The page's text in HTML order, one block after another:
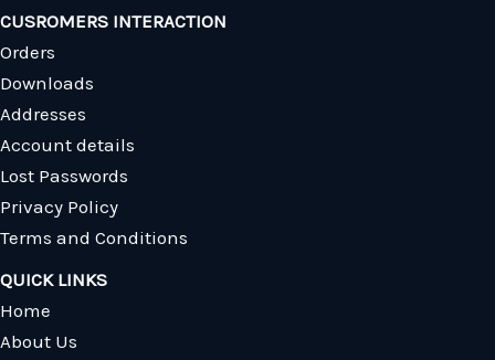
CUSROMERS INTERACTION
Orders
Downloads
Addresses
Account details
Lost Passwords
Privacy Policy
Terms and Conditions
QUICK LINKS
Home
About Us